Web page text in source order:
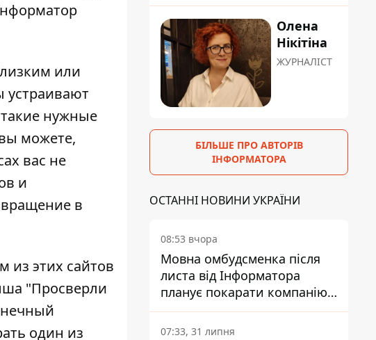
или
устраивают
нужные
можете,
вас не
и
в
из этих сайтов
"Просверли
один из
Олена
Нікітіна
ЖУРНАЛІСТ
БІЛЬШЕ ПРО АВТОРІВ
ІНФОРМАТОРА
ОСТАННІ НОВИНИ УКРАЇНИ
08:53 вчора
Мовна омбудсменка після
листа від Інформатора
планує покарати компанію-
підрядника ПриватБанку
07:33, 31 липня